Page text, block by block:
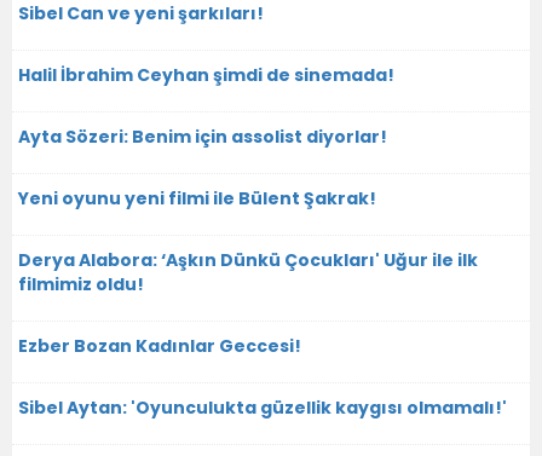
Sibel Can ve yeni şarkıları!
Halil İbrahim Ceyhan şimdi de sinemada!
Ayta Sözeri: Benim için assolist diyorlar!
Yeni oyunu yeni filmi ile Bülent Şakrak!
Derya Alabora: ‘Aşkın Dünkü Çocukları' Uğur ile ilk
filmimiz oldu!
Ezber Bozan Kadınlar Geccesi!
Sibel Aytan: 'Oyunculukta güzellik kaygısı olmamalı!'